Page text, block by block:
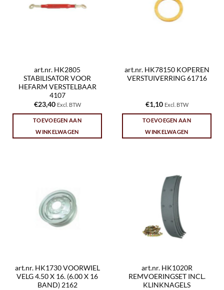
art.nr. HK2805
STABILISATOR VOOR
HEFARM VERSTELBAAR
4107
€23,40 Excl. BTW
TOEVOEGEN AAN
WINKELWAGEN
art.nr. HK78150 KOPEREN
VERSTUIVERRING 61716
€1,10 Excl. BTW
TOEVOEGEN AAN
WINKELWAGEN
art.nr. HK1730 VOORWIEL
VELG 4.50 X 16. (6.00 X 16
BAND) 2162
art.nr. HK1020R
REMVOERINGSET INCL.
KLINKNAGELS